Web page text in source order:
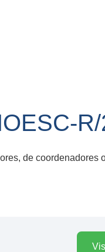
R/
de coordenadores